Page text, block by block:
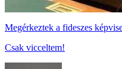
Megérkeztek a fideszes
Csak vicceltem!